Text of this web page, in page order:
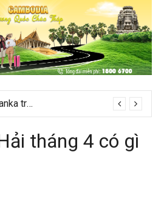
Tips du lịch Sri Lanka trọn vẹn cho người mới
24h ở Thụy Sĩ nên đi đâu, chơi gì?
tháng 4 có gì